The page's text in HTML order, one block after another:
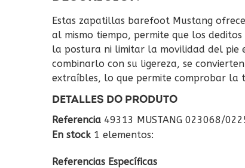
Estas zapatillas barefoot Mustang
al mismo tiempo, permite que los
la postura ni limitar la movilidad del pie
combinarlo con su ligereza, se
extraíbles, lo que permite comprobar la
DETALLES DO PRODUTO
Referencia 49313 MUSTANG 023068/
En stock 1 elementos:
Referencias Específicas